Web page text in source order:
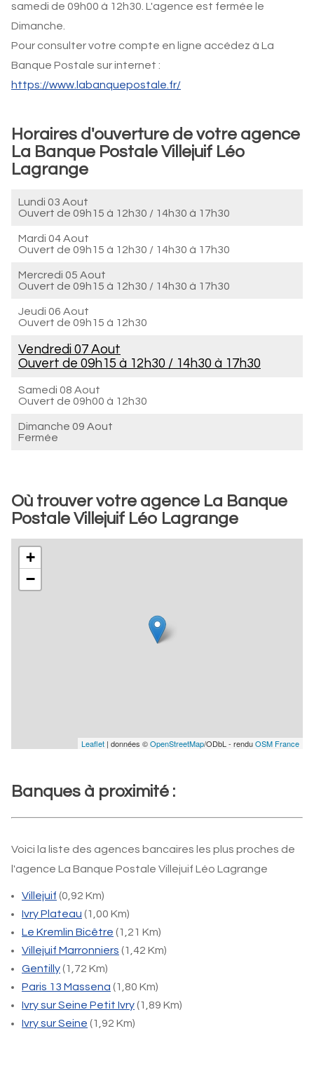
samedi de 09h00 à 12h30. L'agence est fermée le
Dimanche.
Pour consulter votre compte en ligne accédez à La
Banque Postale sur internet :
https://www.labanquepostale.fr/
Horaires d'ouverture de votre agence
La Banque Postale Villejuif Léo
Lagrange
Lundi 03 Aout
Ouvert de 09h15 à 12h30 / 14h30 à 17h30
Mardi 04 Aout
Ouvert de 09h15 à 12h30 / 14h30 à 17h30
Mercredi 05 Aout
Ouvert de 09h15 à 12h30 / 14h30 à 17h30
Jeudi 06 Aout
Ouvert de 09h15 à 12h30
Vendredi 07 Aout
Ouvert de 09h15 à 12h30 / 14h30 à 17h30
Samedi 08 Aout
Ouvert de 09h00 à 12h30
Dimanche 09 Aout
Fermée
Où trouver votre agence La Banque
Postale Villejuif Léo Lagrange
+
−
Leaflet | données ©OpenStreetMap/ODbL - renduOSM France
Banques à proximité :
Voici la liste des agences bancaires les plus proches de
l'agence La Banque Postale Villejuif Léo Lagrange
Villejuif (0,92 Km)
Ivry Plateau (1,00 Km)
Le Kremlin Bicêtre (1,21 Km)
Villejuif Marronniers (1,42 Km)
Gentilly(1,72 Km)
Paris 13 Massena (1,80 Km)
Ivry sur Seine Petit Ivry(1,89 Km)
Ivry sur Seine (1,92 Km)